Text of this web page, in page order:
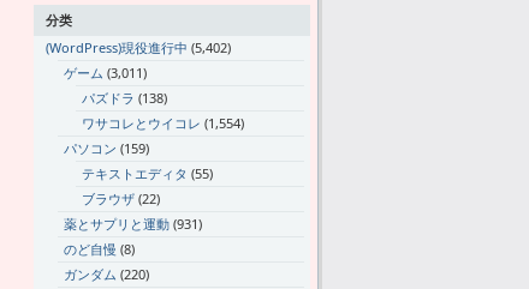
分类
(WordPress)現役進行中 (5,402)
ゲーム (3,011)
パズドラ (138)
ワサコレとウイコレ (1,554)
パソコン (159)
テキストエディタ (55)
ブラウザ (22)
薬とサプリと運動 (931)
のど自慢 (8)
ガンダム (220)